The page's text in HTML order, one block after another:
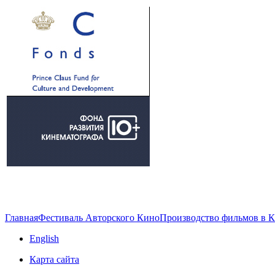
ГлавнаяФестиваль Авторского КиноПроизводство фильмов в
English
Карта сайта